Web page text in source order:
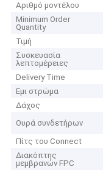
Αριθμό μοντέλου
Minimum Order
Quantity
Τιμή
Συσκευασία
λεπτομέρειες
Delivery Time
Εμι στρώμα
Δάχος
Ουρά συνδετήρων
Πίτς του Connect
Διακόπτης
μεμβρανών FPC